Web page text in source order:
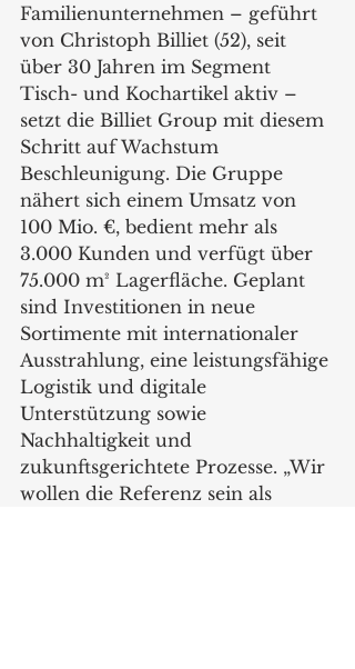
Familienunternehmen – geführt
von Christoph Billiet (52), seit
über 30 Jahren im Segment
Tisch- und Kochartikel aktiv –
setzt die Billiet Group mit diesem
Schritt auf Wachstum
Beschleunigung. Die Gruppe
nähert sich einem Umsatz von
100 Mio. €, bedient mehr als
3.000 Kunden und verfügt über
75.000 m² Lagerfläche. Geplant
sind Investitionen in neue
Sortimente mit internationaler
Ausstrahlung, eine leistungsfähige
Logistik und digitale
Unterstützung sowie
Nachhaltigkeit und
zukunftsgerichtete Prozesse. „Wir
wollen die Referenz sein als